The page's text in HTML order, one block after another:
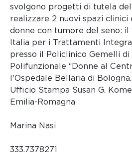
svolgono progetti di tutela
realizzare 2 nuovi spazi clinici
donne con tumore del seno: il
Italia per i Trattamenti
presso il Policlinico Gemelli di
Polifunzionale “Donne al
l’Ospedale Bellaria di Bologna.
Ufficio Stampa Susan G.
Emilia-Romagna
Marina Nasi
333.7378271